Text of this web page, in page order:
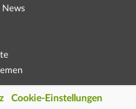
News
Cookie-Einstellungen